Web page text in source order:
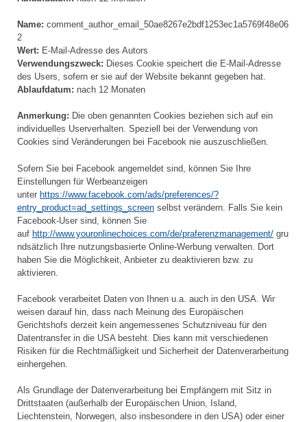
Name: comment_author_email_50ae8267e2bdf1253ec1a5769f48e06
2
Wert: E-Mail-Adresse des Autors
Verwendungszweck: Dieses Cookie speichert die E-Mail-Adresse
des Users, sofern er sie auf der Website bekannt gegeben hat.
Ablaufdatum: nach 12 Monaten
Anmerkung: Die oben genannten Cookies beziehen sich auf ein
individuelles Userverhalten. Speziell bei der Verwendung von
Cookies sind Veränderungen bei Facebook nie auszuschließen.
Sofern Sie bei Facebook angemeldet sind, können Sie Ihre
Einstellungen für Werbeanzeigen
unter https://www.facebook.com/ads/preferences/?
entry_product=ad_settings_screen selbst verändern. Falls Sie kein
Facebook-User sind, können Sie
auf http://www.youronlinechoices.com/de/praferenzmanagement/ gru
ndsätzlich Ihre nutzungsbasierte Online-Werbung verwalten. Dort
haben Sie die Möglichkeit, Anbieter zu deaktivieren bzw. zu
aktivieren.
Facebook verarbeitet Daten von Ihnen u.a. auch in den USA. Wir
weisen darauf hin, dass nach Meinung des Europäischen
Gerichtshofs derzeit kein angemessenes Schutzniveau für den
Datentransfer in die USA besteht. Dies kann mit verschiedenen
Risiken für die Rechtmäßigkeit und Sicherheit der Datenverarbeitung
einhergehen.
Als Grundlage der Datenverarbeitung bei Empfängern mit Sitz in
Drittstaaten (außerhalb der Europäischen Union, Island,
Liechtenstein, Norwegen, also insbesondere in den USA) oder einer